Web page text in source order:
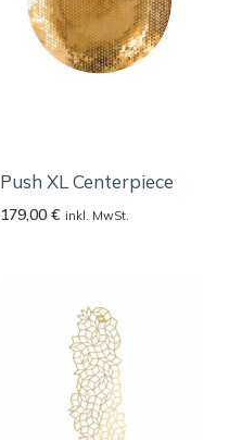
Push XL Centerpiece
179,00€ inkl. MwSt.